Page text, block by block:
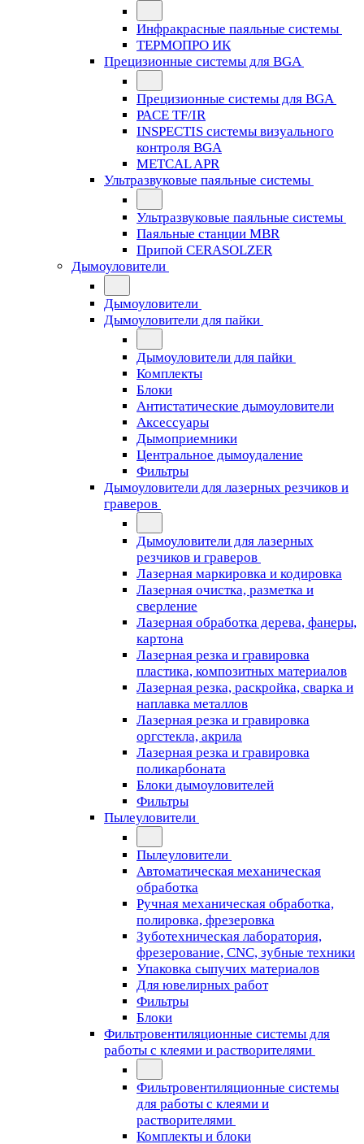
Инфракрасные паяльные системы
ТЕРМОПРО ИК
Прецизионные системы для BGA
Прецизионные системы для BGA
PACE TF/IR
INSPECTIS системы визуального
контроля BGA
METCAL APR
Ультразвуковые паяльные системы
Ультразвуковые паяльные системы
Паяльные станции MBR
Припой CERASOLZER
Дымоуловители
Дымоуловители
Дымоуловители для пайки
Дымоуловители для пайки
Комплекты
Блоки
Антистатические дымоуловители
Аксессуары
Дымоприемники
Центральное дымоудаление
Фильтры
Дымоуловители для лазерных резчиков и
граверов
Дымоуловители для лазерных
резчиков и граверов
Лазерная маркировка и кодировка
Лазерная очистка, разметка и
сверление
Лазерная обработка дерева, фанеры,
картона
Лазерная резка и гравировка
пластика, композитных материалов
Лазерная резка, раскройка, сварка и
наплавка металлов
Лазерная резка и гравировка
оргстекла, акрила
Лазерная резка и гравировка
поликарбоната
Блоки дымоуловителей
Фильтры
Пылеуловители
Пылеуловители
Автоматическая механическая
обработка
Ручная механическая обработка,
полировка, фрезеровка
Зуботехническая лаборатория,
фрезерование, CNC, зубные техники
Упаковка сыпучих материалов
Для ювелирных работ
Фильтры
Блоки
Фильтровентиляционные системы для
работы с клеями и растворителями
Фильтровентиляционные системы
для работы с клеями и
растворителями
Комплекты и блоки